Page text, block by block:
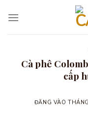
qua
Cà phê
cấp
ĐĂNG VÀO